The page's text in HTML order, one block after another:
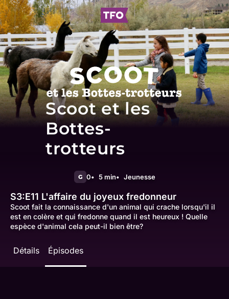
Scoot et les
Bottes-
trotteurs
G 0 5 min Jeunesse
S3:E11 L'affaire du joyeux fredonneur
Scoot fait la connaissance d'un animal qui crache lorsqu'il il
est en colère et qui fredonne quand il est heureux ! Quelle
espèce d'animal cela peut-il bien être?
Détails Épisodes